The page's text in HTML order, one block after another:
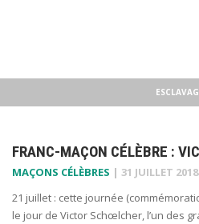
FRANC-MAÇON CÉLÈBRE :
MAÇONS CÉLÈBRES | 31 JUILLET 2018
21 juillet : cette journée
le jour de Victor Schœlcher, l’un des